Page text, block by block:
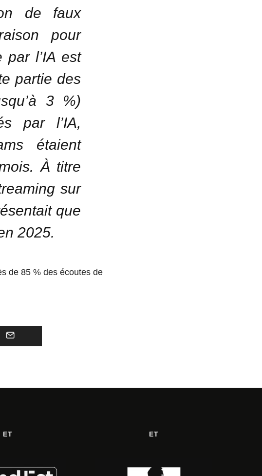
de faux
pour
l’IA est
partie des
3 %)
par l’IA,
étaient
À titre
sur
que
2025.
de 85 % des écoutes de
ET ET